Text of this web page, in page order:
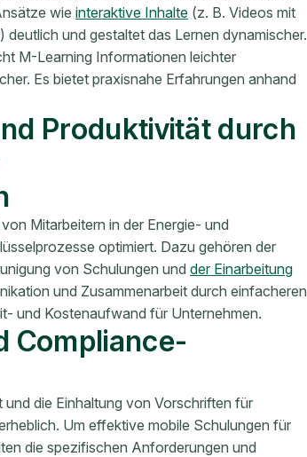
wie interaktive Inhalte (z. B. Videos mit
und gestaltet das Lernen dynamischer.
M-Learning Informationen leichter
Es bietet praxisnahe Erfahrungen anhand
Produktivität durch
Mitarbeitern in der Energie- und
optimiert. Dazu gehören der
von Schulungen und der Einarbeitung
und Zusammenarbeit durch einfacheren
und Kostenaufwand für Unternehmen.
Compliance-
die Einhaltung von Vorschriften für
Um effektive mobile Schulungen für
die spezifischen Anforderungen und